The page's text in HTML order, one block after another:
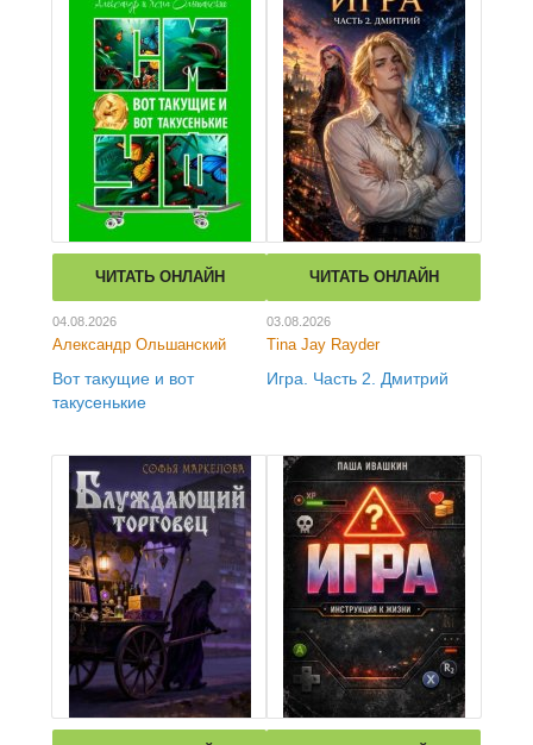
ЧИТАТЬ ОНЛАЙН
04.08.2026
Александр Ольшанский
Вот такущие и вот
такусенькие
ЧИТАТЬ ОНЛАЙН
03.08.2026
Tina Jay Rayder
Игра. Часть 2. Дмитрий